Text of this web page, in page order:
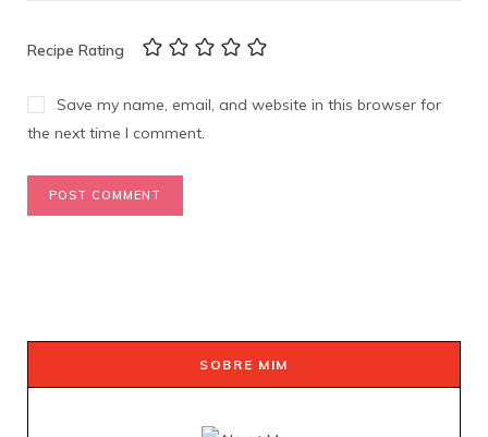
Recipe Rating
Save my name, email, and website in this browser for
the next time I comment.
SOBRE MIM